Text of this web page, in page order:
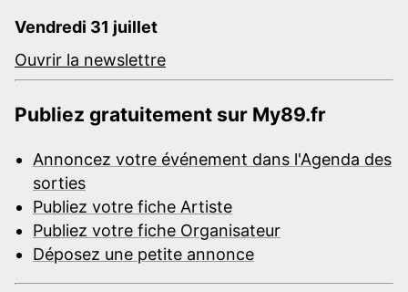
Vendredi 31 juillet
Ouvrir la newslettre
Publiez gratuitement sur My89.fr
Annoncez votre événement dans l'Agenda des
sorties
Publiez votre fiche Artiste
Publiez votre fiche Organisateur
Déposez une petite annonce